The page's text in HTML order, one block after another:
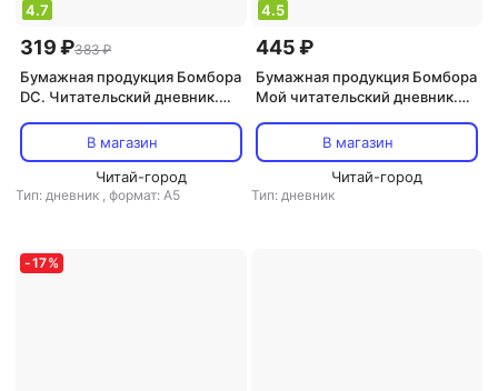
4.7
319 ₽383 ₽
Бумажная продукция Бомбора
DC. Читательский дневник.
В магазин
Читай-город
Тип: дневник , формат: А5
4.5
445 ₽
Бумажная продукция Бомбора
Мой читательский дневник.
прочесть каждый
В магазин
Читай-город
Тип: дневник
-17%